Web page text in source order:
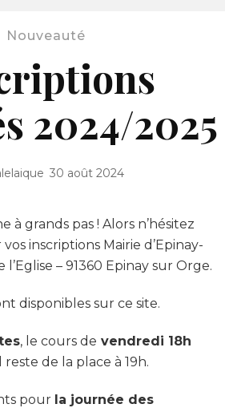
Nouveauté
2024/2025
30 août 2024
à grands pas ! Alors n’hésitez
inscriptions Mairie d’Epinay-
– 91360 Epinay sur Orge.
disponibles sur ce site.
, le cours de vendredi 18h
reste de la place à 19h.
pour la journée des